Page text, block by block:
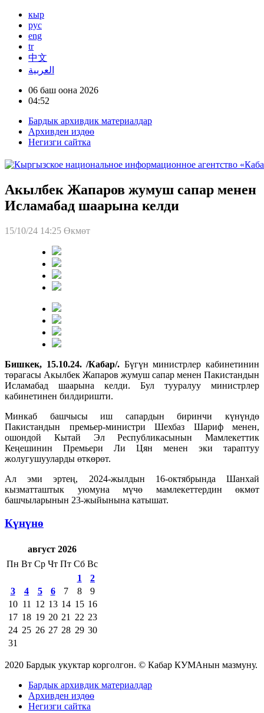
кыр
рус
eng
tr
中文
العربية
06 баш оона 2026
04:52
Бардык архивдик материалдар
Архивден издөө
Негизги сайтка
Акылбек Жапаров жумуш сапар менен
Исламабад шаарына келди
15/10/24 14:25 Өкмөт
Бишкек, 15.10.24. /Кабар/. Бүгүн министрлер кабинетинин
төрагасы Акылбек Жапаров жумуш сапар менен Пакистандын
Исламабад шаарына келди. Бул тууралуу министрлер
кабинетинен билдиришти.
Минкаб башчысы иш сапардын биринчи күнүндө
Пакистандын премьер-министри Шехбаз Шариф менен,
ошондой Кытай Эл Республикасынын Мамлекеттик
Кеңешинин Премьери Ли Цян менен эки тараптуу
жолугушууларды өткөрөт.
Ал эми эртең, 2024-жылдын 16-октябрында Шанхай
кызматташтык уюмуна мүчө мамлекеттердин өкмөт
башчыларынын 23-жыйынына катышат.
Күнүнө
август 2026
Пн Вт Ср Чт Пт Сб Вс
1
2
3
4 5 6 7 8
9
10 11 12 13 14 15 16
17 18 19 20 21 22 23
24 25 26 27 28 29 30
31
2020 Бардык укуктар корголгон. © Кабар КУМАнын мазмуну.
Бардык архивдик материалдар
Архивден издөө
Негизги сайтка